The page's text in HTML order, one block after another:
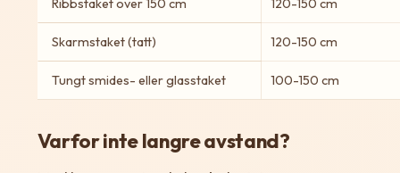
Ribbstaket over 150 cm 120-150 cm
Skarmstaket (tatt) 120-150 cm
Tungt smides- eller glasstaket 100-150 cm
Varfor inte langre avstand?